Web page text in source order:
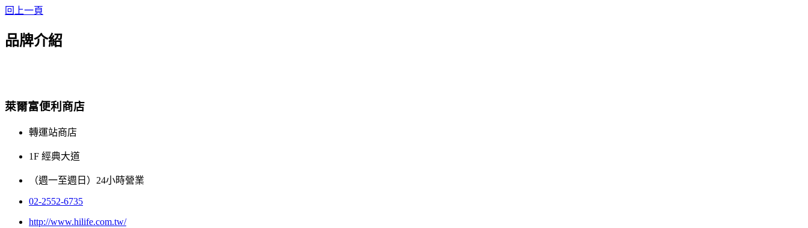
回上一頁
品牌介紹
萊爾富便利商店
轉運站商店
1F 經典大道
（週一至週日）24小時營業
02-2552-6735
http://www.hilife.com.tw/